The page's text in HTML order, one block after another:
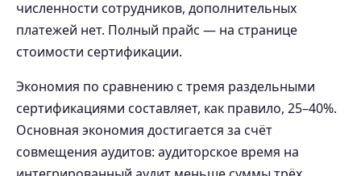
численности сотрудников, дополнительных
платежей нет. Полный прайс — на странице
стоимости сертификации.
Экономия по сравнению с тремя раздельными
сертификациями составляет, как правило, 25–40%.
Основная экономия достигается за счёт
совмещения аудитов: аудиторское время на